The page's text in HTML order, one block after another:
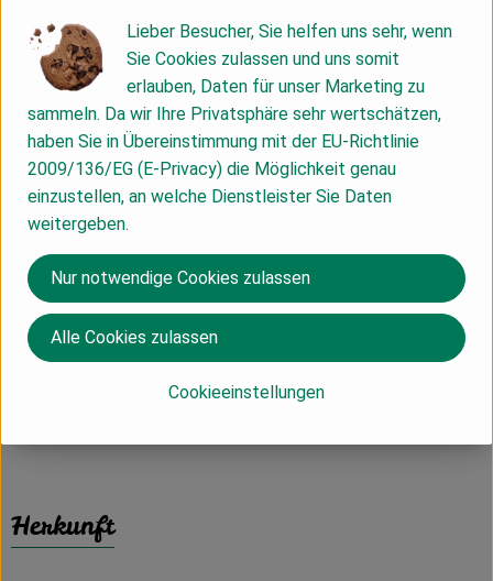
Zutaten: Weißkraut, Möhren, Salz, Dill, Salz
Das Sauerkraut ist ein frisches Produkt.
Unser Tipp: Essen Sie das Sauerkraut klassisch zu Bratwurst
und Kartoffeln. Auch im Auflauf mit Käse überbacken ist es
ein Genuss. Natürlich können Sie es auch roh verzehren. Dazu
hinzufügen.
Lagerung: Am besten im Gemüsefach des Kühlschranks
lagern und nach Anbruch bald verbrauchen.
Herkunft
Lieber Besucher, Sie helfen uns sehr, wenn
Sie Cookies zulassen und uns somit
erlauben, Daten für unser Marketing zu
sammeln. Da wir Ihre Privatsphäre sehr wertschätzen,
haben Sie in Übereinstimmung mit der EU-Richtlinie
2009/136/EG (E-Privacy) die Möglichkeit genau
einzustellen, an welche Dienstleister Sie Daten
weitergeben.
Cookieeinstellungen
Nur notwendige Cookies zulassen
Alle Cookies zulassen